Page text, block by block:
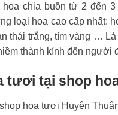
hoa chia buồn từ 2 đến
loại hoa cao cấp nhất:
thái trắng, tím vàng …
thành kính đến người
tươi tại shop
hoa tươi Huyện